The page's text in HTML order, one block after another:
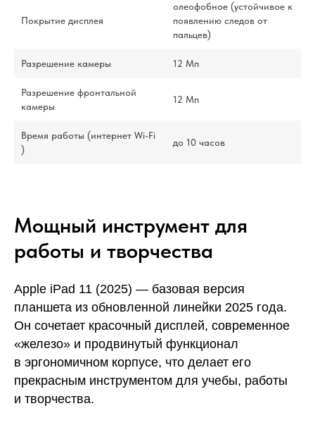
Покрытие дисплея
олеофобное (устойчивое к
появлению следов от
пальцев)
Разрешение камеры 12 Мп
Разрешение фронтальной
камеры
12 Мп
Время работы (интернет Wi-Fi
)
до 10 часов
Мощный инструмент для
работы и творчества
Apple iPad 11 (2025) — базовая версия
планшета из обновленной линейки 2025 года.
Он сочетает красочный дисплей, современное
«железо» и продвинутый функционал
в эргономичном корпусе, что делает его
прекрасным инструментом для учебы, работы
и творчества.